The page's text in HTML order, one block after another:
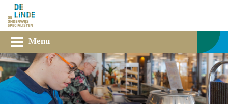
Menu